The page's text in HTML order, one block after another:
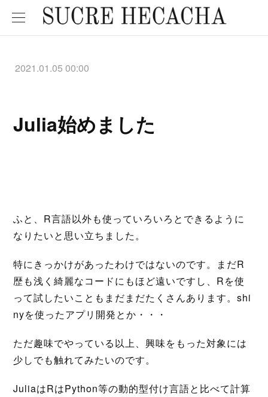
2021.01.05 00:00
Julia始めました
ふと、R言語以外も使っていろいろとできるように
なりたいと思い立ちました。
特にきっかけがあったわけではないのです。まだR
歴も浅く綺麗なコードにもほど遠いですし、Rを使
って試したいこともまだまだたくさんあります。shi
nyを使ったアプリ開発とか・・・
ただ趣味でやっている以上、興味をもった対象には
少しでも触れてみたいのです。
JuliaはRはPython等の動的型付け言語と比べて計算